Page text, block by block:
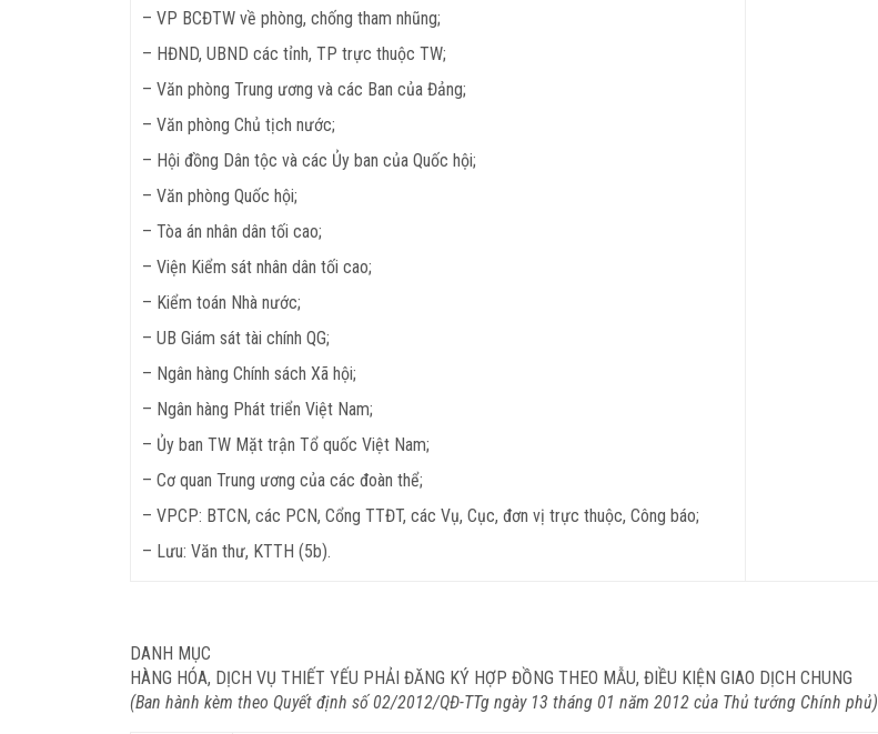
– VP BCĐTW về phòng, chống tham nhũng;
– HĐND, UBND các tỉnh, TP trực thuộc TW;
– Văn phòng Trung ương và các Ban của Đảng;
– Văn phòng Chủ tịch nước;
– Hội đồng Dân tộc và các Ủy ban của Quốc hội;
– Văn phòng Quốc hội;
– Tòa án nhân dân tối cao;
– Viện Kiểm sát nhân dân tối cao;
– Kiểm toán Nhà nước;
– UB Giám sát tài chính QG;
– Ngân hàng Chính sách Xã hội;
– Ngân hàng Phát triển Việt Nam;
– Ủy ban TW Mặt trận Tổ quốc Việt Nam;
– Cơ quan Trung ương của các đoàn thể;
– VPCP: BTCN, các PCN, Cổng TTĐT, các Vụ, Cục, đơn vị trực thuộc, Công báo;
– Lưu: Văn thư, KTTH (5b).
DANH MỤC
HÀNG HÓA, DỊCH VỤ THIẾT YẾU PHẢI ĐĂNG KÝ HỢP ĐỒNG THEO MẪU, ĐIỀU KIỆN GIAO DỊCH CHUNG
(Ban hành kèm theo Quyết định số 02/2012/QĐ-TTg ngày 13 tháng 01 năm 2012 của Thủ tướng Chính phủ)